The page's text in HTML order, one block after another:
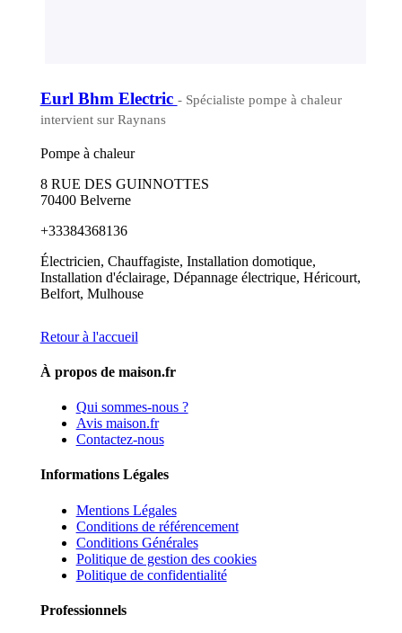
Eurl Bhm Electric - Spécialiste pompe à chaleur
intervient sur Raynans
Pompe à chaleur
8 RUE DES GUINNOTTES
70400 Belverne
+33384368136
Électricien, Chauffagiste, Installation domotique,
Installation d'éclairage, Dépannage électrique, Héricourt,
Belfort, Mulhouse
Retour à l'accueil
À propos de maison.fr
Qui sommes-nous ?
Avis maison.fr
Contactez-nous
Informations Légales
Mentions Légales
Conditions de référencement
Conditions Générales
Politique de gestion des cookies
Politique de confidentialité
Professionnels